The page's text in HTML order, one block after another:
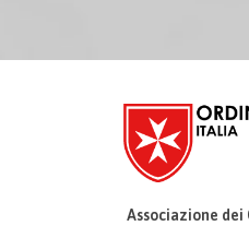
Associazione